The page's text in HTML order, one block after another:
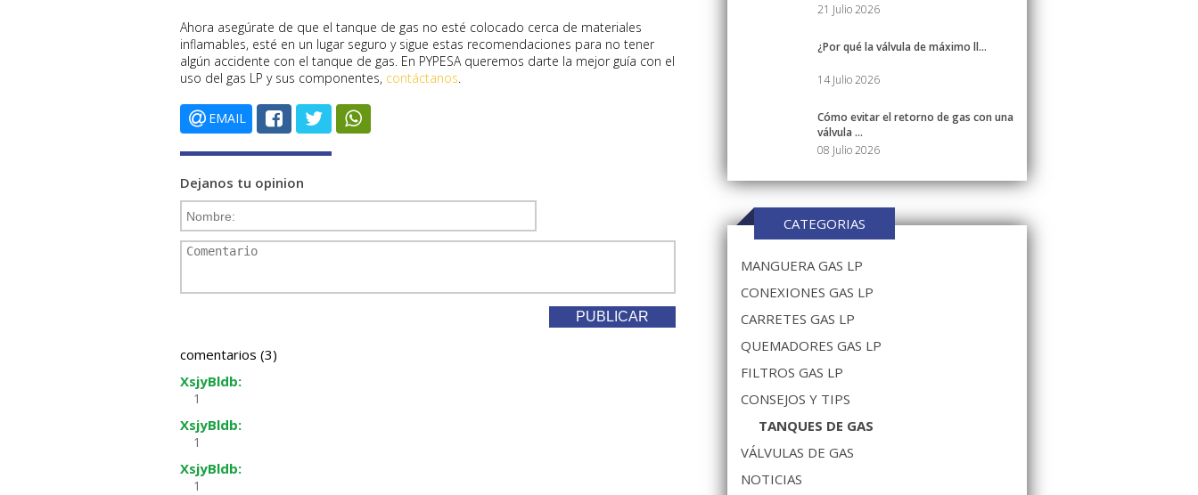
Ahora asegúrate de que el tanque de gas no esté colocado cerca de materiales
inflamables, esté en un lugar seguro y sigue estas recomendaciones para no tener
algún accidente con el tanque de gas. En PYPESA queremos darte la mejor guía con el
uso del gas LP y sus componentes, contáctanos.
EMAIL
Dejanos tu opinion
comentarios (3)
XsjyBldb:
1
XsjyBldb:
1
XsjyBldb:
1
21 Julio 2026
¿Por qué la válvula de máximo ll...
14 Julio 2026
Cómo evitar el retorno de gas con una
válvula ...
08 Julio 2026
CATEGORIAS
MANGUERA GAS LP
CONEXIONES GAS LP
CARRETES GAS LP
QUEMADORES GAS LP
FILTROS GAS LP
CONSEJOS Y TIPS
TANQUES DE GAS
VÁLVULAS DE GAS
NOTICIAS